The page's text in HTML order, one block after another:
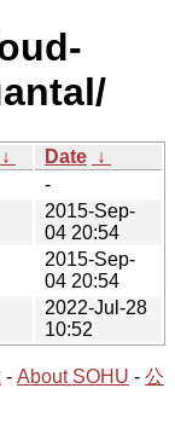
↓ Date ↓
-
2015-Sep-
04 20:54
2015-Sep-
04 20:54
2022-Jul-28
10:52
- About SOHU - 公